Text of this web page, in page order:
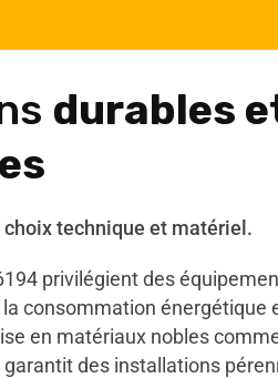
durables
technique et matériel.
privilégient des
consommation énergétique
en matériaux nobles
garantit des installations